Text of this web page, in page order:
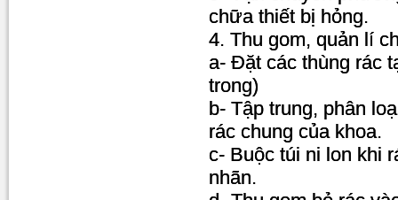
chữa thiết bị hỏng.
4. Thu gom, quản lí
a- Đặt các thùng rác
trong)
b- Tập trung, phân
rác chung của khoa.
c- Buộc túi ni lon khi
nhãn.